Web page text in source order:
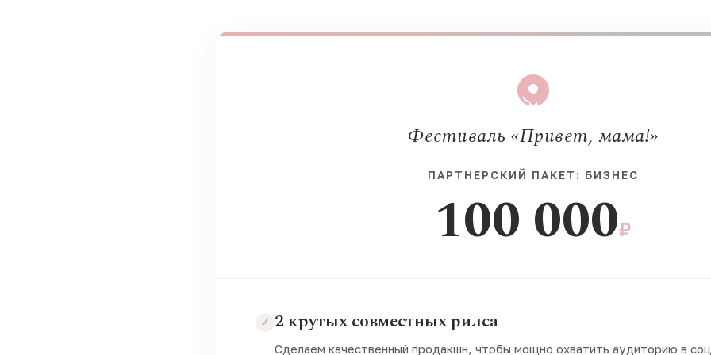
Фестиваль «Привет, мама!»
ПАРТНЕРСКИЙ ПАКЕТ: БИЗНЕС
100 000₽
2 крутых совместных рилса
Сделаем качественный продакшн, чтобы мощно охватить аудиторию в